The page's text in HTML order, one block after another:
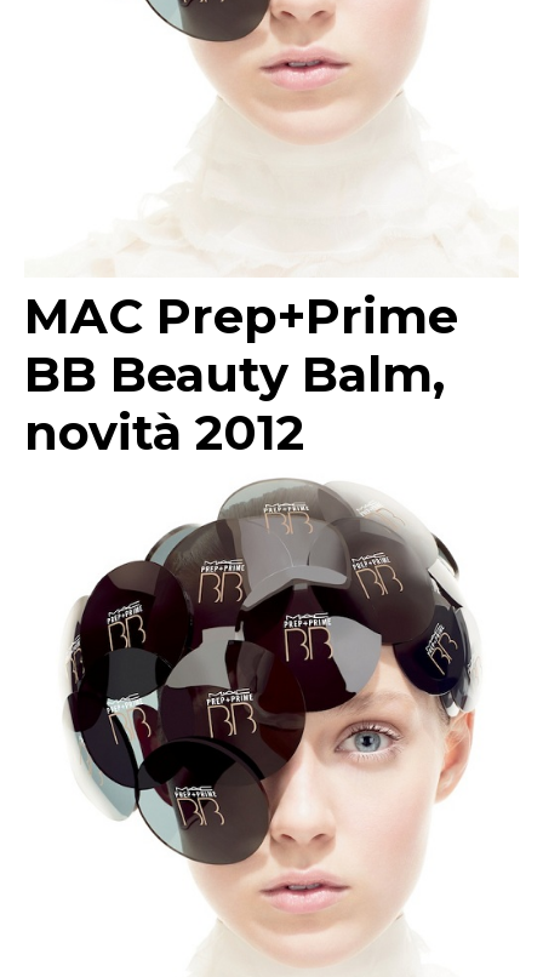
MAC Prep+Prime
BB Beauty Balm,
novità 2012